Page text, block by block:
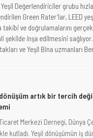
Değerlendiriciler grubu
Green Rater’lar, LEED
ve doğrulamalarını
şekilde inşa edilmesini
ve Yeşil Bina uzmanları
artık bir tercih
Merkezi Derneği, Dünya
kutladı. Yeşil dönüşümün iş